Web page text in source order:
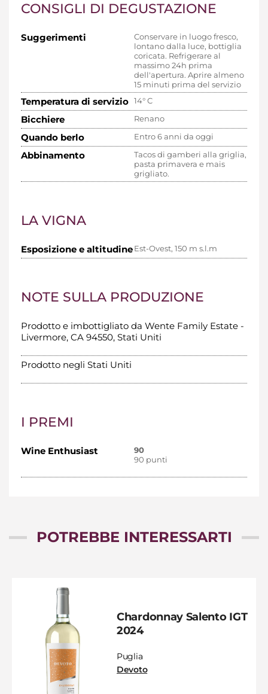
CONSIGLI DI DEGUSTAZIONE
Suggerimenti
Conservare in luogo fresco,
lontano dalla luce, bottiglia
coricata. Refrigerare al
massimo 24h prima
dell'apertura. Aprire almeno
15 minuti prima del servizio
Temperatura di servizio 14° C
Bicchiere Renano
Quando berlo Entro 6 anni da oggi
Abbinamento
Tacos di gamberi alla griglia,
pasta primavera e mais
grigliato.
LA VIGNA
Esposizione e altitudineEst-Ovest, 150 m s.l.m
NOTE SULLA PRODUZIONE
Prodotto e imbottigliato da Wente Family Estate -
Livermore, CA 94550, Stati Uniti
Prodotto negli Stati Uniti
I PREMI
Wine Enthusiast
90
90 punti
POTREBBE INTERESSARTI
Chardonnay Salento IGT
2024
Puglia
Devoto